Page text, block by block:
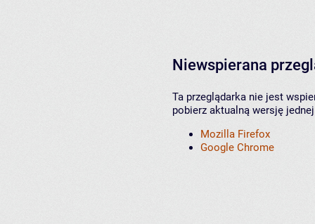
Niewspierana
Ta przeglądarka nie jest
pobierz aktualną wersję
Mozilla Firefox
Google Chrome